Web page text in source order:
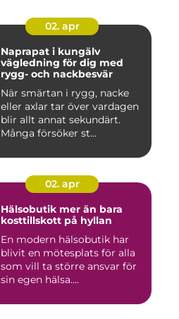
02. apr
Naprapat i kungälv
vägledning för dig med
rygg- och nackbesvär
När smärtan i rygg, nacke
eller axlar tar över vardagen
blir allt annat sekundärt.
Många försöker st...
02. apr
Hälsobutik mer än bara
kosttillskott på hyllan
En modern hälsobutik har
blivit en mötesplats för alla
som vill ta större ansvar för
sin egen hälsa....